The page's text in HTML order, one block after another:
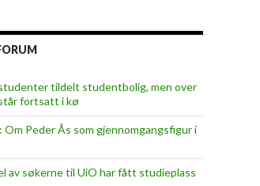
tildelt studentbolig, men over
fortsatt i kø
Om Peder Ås som gjennomgangsfigur i
av søkerne til UiO har fått studieplass